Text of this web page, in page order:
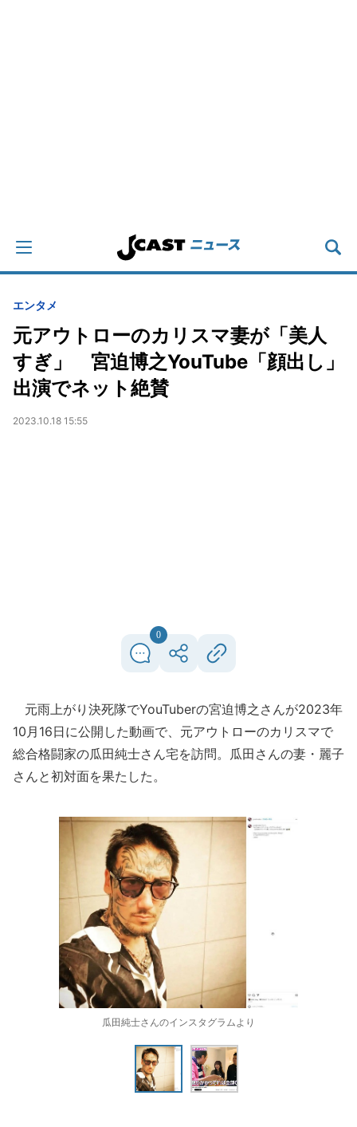
エンタメ
元アウトローのカリスマ妻が「美人
すぎ」 宮迫博之YouTube「顔出し」
出演でネット絶賛
2023.10.18 15:55
0
元雨上がり決死隊でYouTuberの宮迫博之さんが2023年
10月16日に公開した動画で、元アウトローのカリスマで
総合格闘家の瓜田純士さん宅を訪問。瓜田さんの妻・麗子
さんと初対面を果たした。
瓜田純士さんのインスタグラムより